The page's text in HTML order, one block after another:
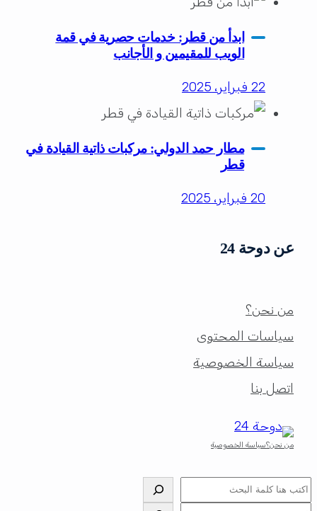
ابدأ من قطر: خدمات حصرية في قمة
الويب للمقيمين و الأجانب
22 فبراير، 2025
مطار حمد الدولي: مركبات ذاتية القيادة في
قطر
20 فبراير، 2025
عن دوحة 24
من نحن؟
سياسات المحتوى
سياسة الخصوصية
اتصل بنا
من نحن؟سياسة الخصوصية
البحث